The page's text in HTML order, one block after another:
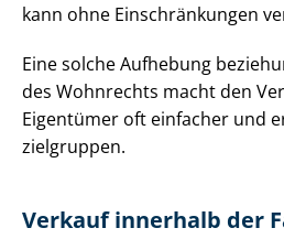
kann ohne Einschränkungen
Eine solche Aufhebung
des Wohnrechts macht den
Eigentümer oft einfacher und
ziel­grup­pen.
Verkauf innerhalb der